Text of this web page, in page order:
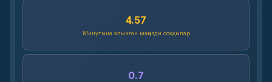
4.57
Минутына алынған маңызды соққылар
0.7